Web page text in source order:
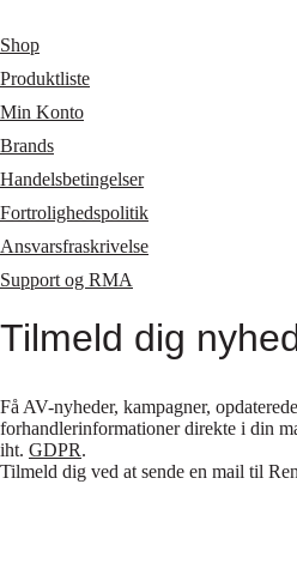
Shop
Produktliste
Min Konto
Brands
Handelsbetingelser
Fortrolighedspolitik
Ansvarsfraskrivelse
Support og RMA
Tilmeld dig
Få AV-nyheder, kampagner,
forhandlerinformationer direkte i din
iht. GDPR.
Tilmeld dig ved at sende en mail til